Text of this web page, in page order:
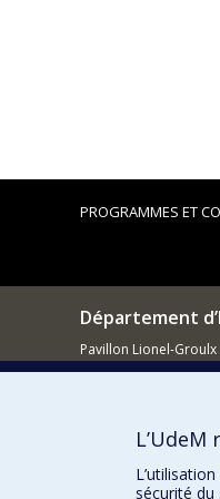
PROGRAMMES ET
Département
Pavillon Lionel-Groulx
3150, rue Jean-Brillant
514 343-6111, poste
sécurité